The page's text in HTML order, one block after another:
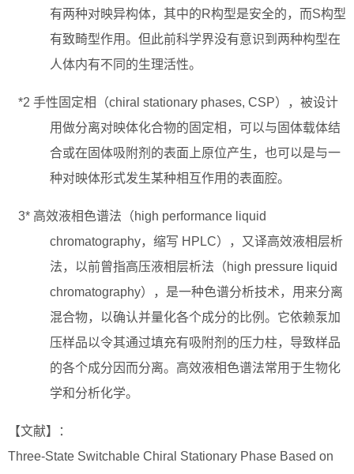
有两种对映异构体，其中的R构型是安全的，而S构型
有致畸型作用。但此前科学界没有意识到两种构型在
人体内有不同的生理活性。
*2 手性固定相（chiral stationary phases, CSP），被设计
用做分离对映体化合物的固定相，可以与固体载体结
合或在固体吸附剂的表面上原位产生，也可以是与一
种对映体形式发生某种相互作用的表面腔。
3* 高效液相色谱法（high performance liquid
chromatography，缩写 HPLC），又译高效液相层析
法，以前曾指高压液相层析法（high pressure liquid
chromatography），是一种色谱分析技术，用来分离
混合物，以确认并量化各个成分的比例。它依赖泵加
压样品以令其通过填充有吸附剂的压力柱，导致样品
的各个成分因而分离。高效液相色谱法常用于生物化
学和分析化学。
【文献】：
Three-State Switchable Chiral Stationary Phase Based on